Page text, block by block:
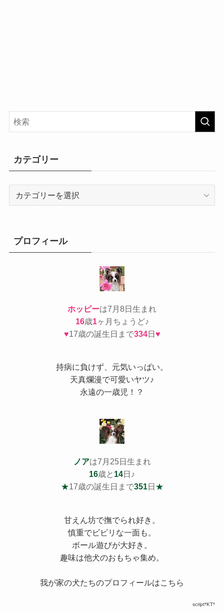
カテゴリー
ープロフィール
ホッピーは7月8日生まれ
16歳1ヶ月ちょうど♪
♥17歳の誕生日まで334日♥
持病に負けず、元気いっぱい。
天真爛漫で可愛いヤツ♪
永遠の一歳児！？
ノアは7月25日生まれ
16歳と 14日♪
★17歳の誕生日まで351日 ★
甘えん坊で撫でられ好き。
慎重でビビリな一面も。
ボール遊びが大好き。
趣味は他犬のおもちゃ集め。
我が家の犬たちのプロフィールはこちら
script*KT*